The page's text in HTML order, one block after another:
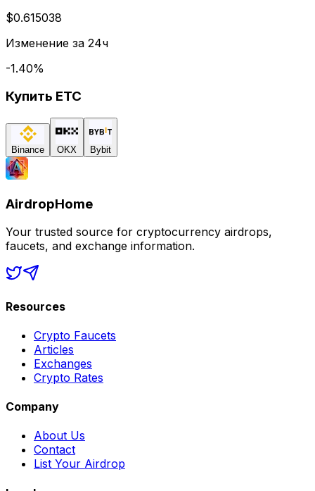
$0.615038
Изменение за 24ч
-1.40%
Купить ETC
Binance OKX Bybit
AirdropHome
Your trusted source for cryptocurrency airdrops,
faucets, and exchange information.
Resources
Crypto Faucets
Articles
Exchanges
Crypto Rates
Company
About Us
Contact
List Your Airdrop